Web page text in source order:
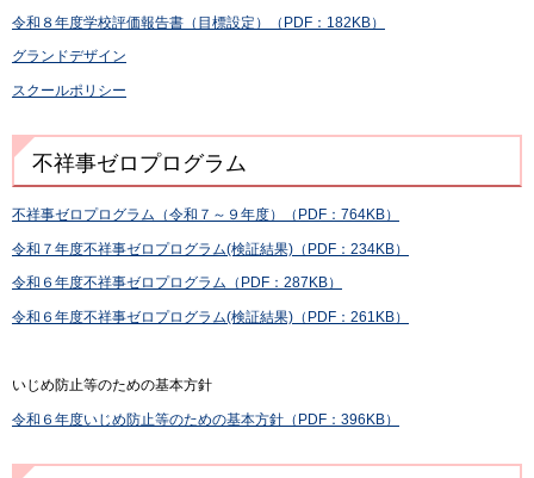
令和８年度学校評価報告書（目標設定）（PDF：182KB）
グランドデザイン
スクールポリシー
不祥事ゼロプログラム
不祥事ゼロプログラム（令和７～９年度）（PDF：764KB）
令和７年度不祥事ゼロプログラム(検証結果)（PDF：234KB）
令和６年度不祥事ゼロプログラム（PDF：287KB）
令和６年度不祥事ゼロプログラム(検証結果)（PDF：261KB）
いじめ防止等のための基本方針
令和６年度いじめ防止等のための基本方針（PDF：396KB）